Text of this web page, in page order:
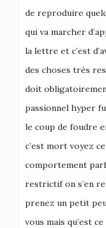
de reproduire
qui va marcher
la lettre et c’est
des choses très
doit
passionnel hyper
le coup de foudre
c’est mort voyez
comportement
restrictif on s’en
prenez un petit
vous mais qu’est